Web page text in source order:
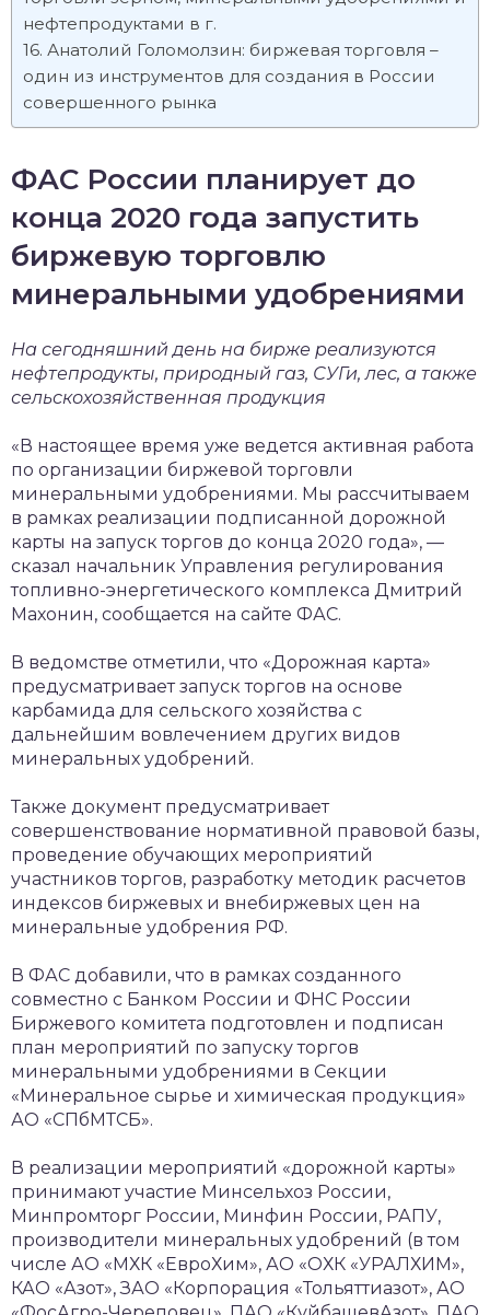
нефтепродуктами в г.
Анатолий Голомолзин: биржевая торговля –
один из инструментов для создания в России
совершенного рынка
ФАС России планирует до
конца 2020 года запустить
биржевую торговлю
минеральными удобрениями
На сегодняшний день на бирже реализуются
нефтепродукты, природный газ, СУГи, лес, а также
сельскохозяйственная продукция
«В настоящее время уже ведется активная работа
по организации биржевой торговли
минеральными удобрениями. Мы рассчитываем
в рамках реализации подписанной дорожной
карты на запуск торгов до конца 2020 года», —
сказал начальник Управления регулирования
топливно-энергетического комплекса Дмитрий
Махонин, сообщается на сайте ФАС.
В ведомстве отметили, что «Дорожная карта»
предусматривает запуск торгов на основе
карбамида для сельского хозяйства с
дальнейшим вовлечением других видов
минеральных удобрений.
Также документ предусматривает
совершенствование нормативной правовой базы,
проведение обучающих мероприятий
участников торгов, разработку методик расчетов
индексов биржевых и внебиржевых цен на
минеральные удобрения РФ.
В ФАС добавили, что в рамках созданного
совместно с Банком России и ФНС России
Биржевого комитета подготовлен и подписан
план мероприятий по запуску торгов
минеральными удобрениями в Секции
«Минеральное сырье и химическая продукция»
АО «СПбМТСБ».
В реализации мероприятий «дорожной карты»
принимают участие Минсельхоз России,
Минпромторг России, Минфин России, РАПУ,
производители минеральных удобрений (в том
числе АО «МХК «ЕвроХим», АО «ОХК «УРАЛХИМ»,
КАО «Азот», ЗАО «Корпорация «Тольяттиазот», АО